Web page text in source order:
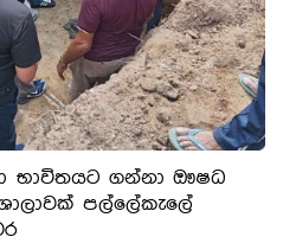
භාවිතයට ගන්නා ඖෂධ
පල්ලේකැලේ